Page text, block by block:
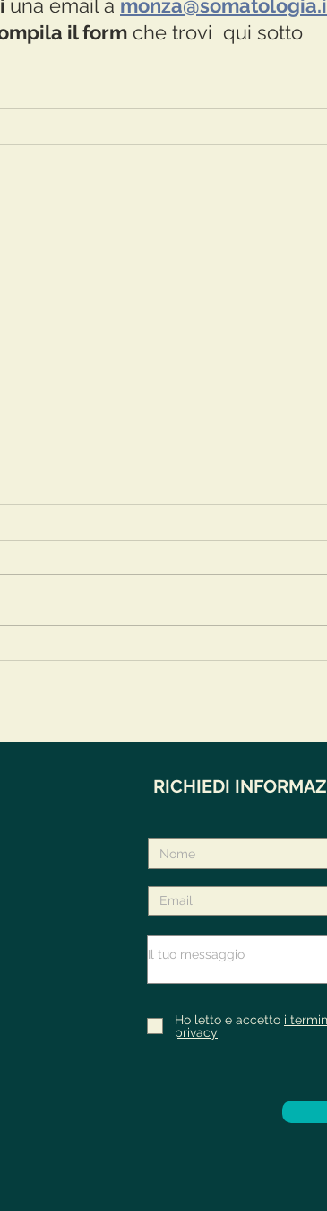
una email a
il form che trovi  qui sotto
RICHIEDI
Ho letto e accetto i
privacy